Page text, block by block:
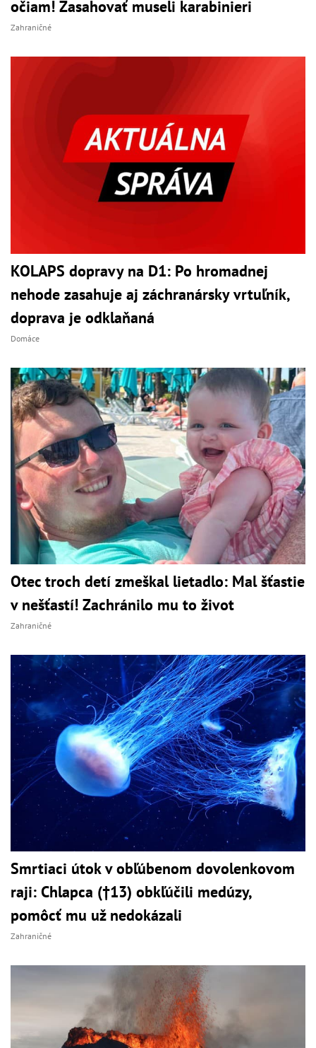
očiam! Zasahovať museli karabinieri
Zahraničné
KOLAPS dopravy na D1: Po hromadnej
nehode zasahuje aj záchranársky vrtuľník,
doprava je odklaňaná
Domáce
Otec troch detí zmeškal lietadlo: Mal šťastie
v nešťastí! Zachránilo mu to život
Zahraničné
Smrtiaci útok v obľúbenom dovolenkovom
raji: Chlapca (†13) obkľúčili medúzy,
pomôcť mu už nedokázali
Zahraničné